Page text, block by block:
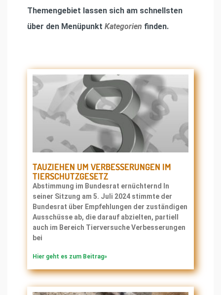
Themengebiet lassen sich am schnellsten
über den Menüpunkt Kategorien finden.
TAUZIEHEN UM VERBESSERUNGEN IM
TIERSCHUTZGESETZ
Abstimmung im Bundesrat ernüchternd In
seiner Sitzung am 5. Juli 2024 stimmte der
Bundesrat über Empfehlungen der zuständigen
Ausschüsse ab, die darauf abzielten, partiell
auch im Bereich Tierversuche Verbesserungen
bei
Hier geht es zum Beitrag»